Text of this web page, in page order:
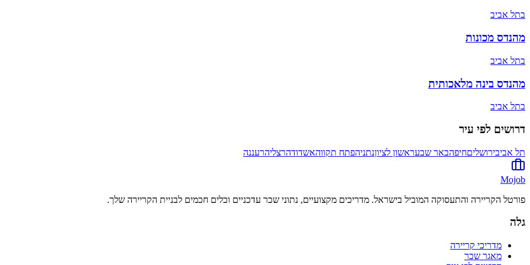
בתל אביב
מהנדס מכונות
בתל אביב
מהנדס בינה מלאכותית
בתל אביב
דרושים לפי עיר
תל אביבירושליםחיפהבאר שבעראשון לציוןנתניהפתח תקווהאשדודהרצליהרעננה
Mojob
פורטל הקריירה והתעסוקה המוביל בישראל. מדריכים מקצועיים, נתוני שכר עדכניים וכלים חכמים לבניית הקריירה שלך.
גלה
מדריכי קריירה
מאגר שכר